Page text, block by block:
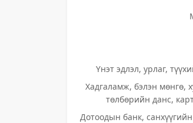
Үнэт эдлэл, урлаг,
Хадгаламж, бэлэн мөнгө,
төлбөрийн данс,
Дотоодын банк,